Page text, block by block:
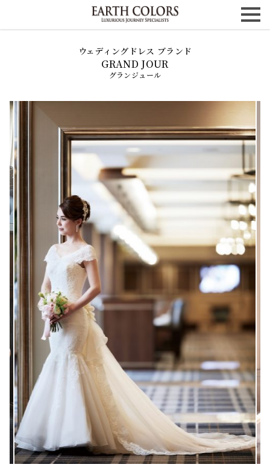
ウェディングドレス ブランド
グランジュール